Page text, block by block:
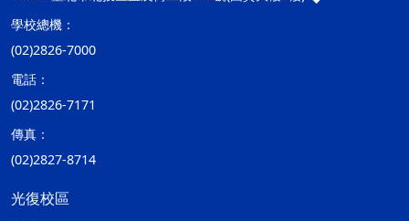
學校總機：
(02)2826-7000
電話：
(02)2826-7171
傳真：
(02)2827-8714
光復校區